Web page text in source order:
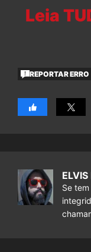
Leia
REPORTAR ERRO
Se